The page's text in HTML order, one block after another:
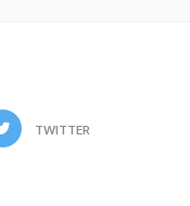
TWITTER